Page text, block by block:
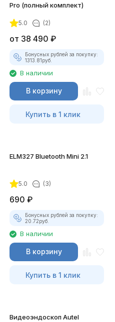
Pro (полный комплект)
5.0 (2)
от 38 490 ₽
Бонусных рублей за покупку:
1313.81руб.
В наличии
В корзину
Купить в 1 клик
ELM327 Bluetooth Mini 2.1
5.0 (3)
690 ₽
Бонусных рублей за покупку:
20.72руб.
В наличии
В корзину
Купить в 1 клик
Видеоэндоскоп Autel